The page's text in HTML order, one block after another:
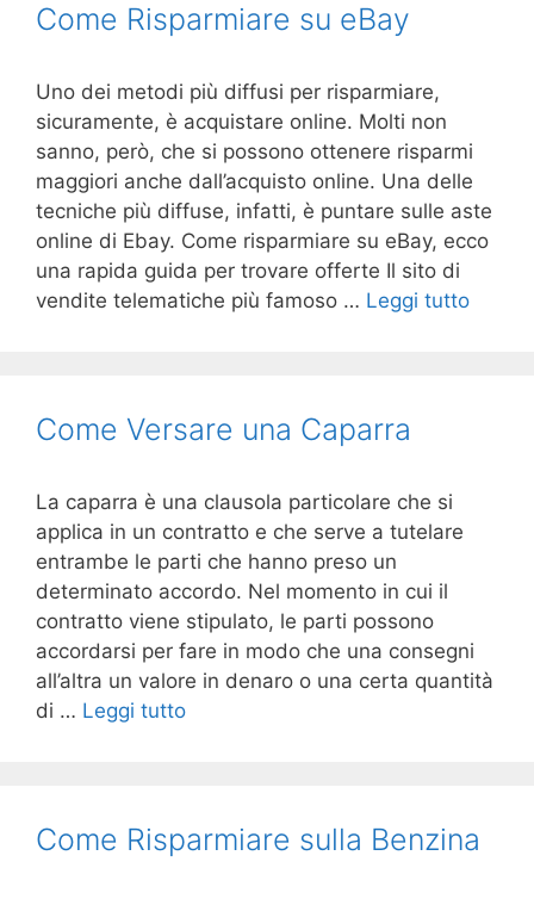
Come Risparmiare su eBay
Uno dei metodi più diffusi per risparmiare,
sicuramente, è acquistare online. Molti non
sanno, però, che si possono ottenere risparmi
maggiori anche dall’acquisto online. Una delle
tecniche più diffuse, infatti, è puntare sulle aste
online di Ebay. Come risparmiare su eBay, ecco
una rapida guida per trovare offerte Il sito di
vendite telematiche più famoso … Leggi tutto
Come Versare una Caparra
La caparra è una clausola particolare che si
applica in un contratto e che serve a tutelare
entrambe le parti che hanno preso un
determinato accordo. Nel momento in cui il
contratto viene stipulato, le parti possono
accordarsi per fare in modo che una consegni
all’altra un valore in denaro o una certa quantità
di … Leggi tutto
Come Risparmiare sulla Benzina